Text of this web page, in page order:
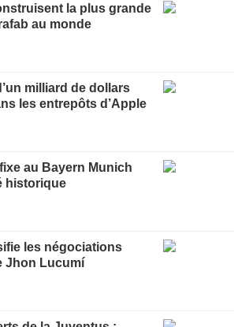
la plus grande
au monde
milliard de dollars
les entrepôts d’Apple
au Bayern Munich
historique
les négociations
Jhon Lucumí